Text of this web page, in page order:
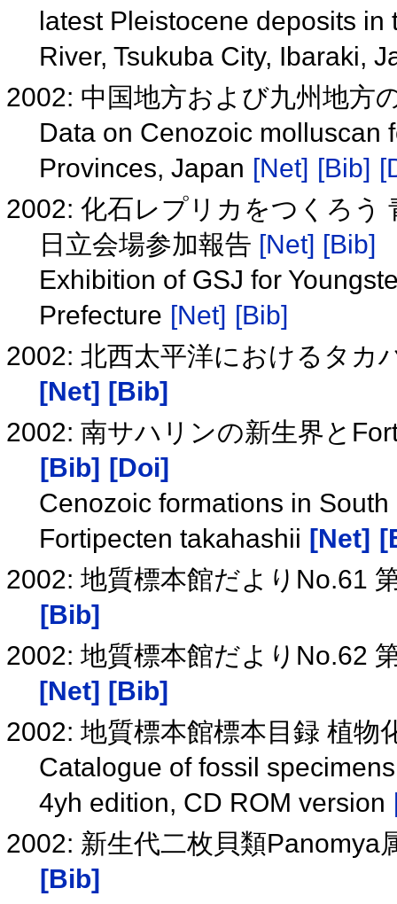
latest Pleistocene deposits
River, Tsukuba City, Ibaraki,
2002: 中国地方および九州地方
Data on Cenozoic molluscan
Provinces, Japan [Net] [Bib]
2002: 化石レプリカをつくろう
日立会場参加報告 [Net] [Bib]
Exhibition of GSJ for
Prefecture [Net] [Bib]
2002: 北西太平洋におけるタカ
[Net] [Bib]
2002: 南サハリンの新生界と
[Bib]
[Doi]
Cenozoic formations in
Fortipecten takahashii [Net]
2002: 地質標本館だよりNo.61
[Bib]
2002: 地質標本館だよりNo.62
[Net] [Bib]
2002: 地質標本館標本目録 植物
Catalogue of fossil
4yh edition, CD ROM version
2002: 新生代二枚貝類
[Bib]